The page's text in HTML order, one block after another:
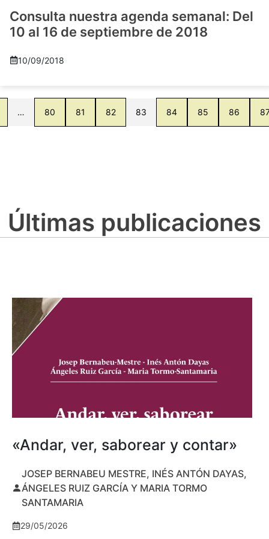
Consulta nuestra agenda semanal: Del
10 al 16 de septiembre de 2018
10/09/2018
… 80 81 82 83 84 85 86
Últimas publicaciones
«Andar, ver, saborear y contar»
JOSEP BERNABEU MESTRE, INÉS ANTÓN DAYAS,
ÁNGELES RUIZ GARCÍA Y MARIA TORMO
SANTAMARIA
29/05/2026